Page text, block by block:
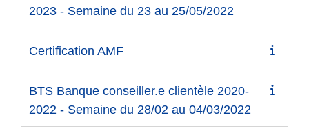
2023 - Semaine du 23 au 25/05/2022
Certification AMF
BTS Banque conseiller.e clientèle 2020-
2022 - Semaine du 28/02 au 04/03/2022